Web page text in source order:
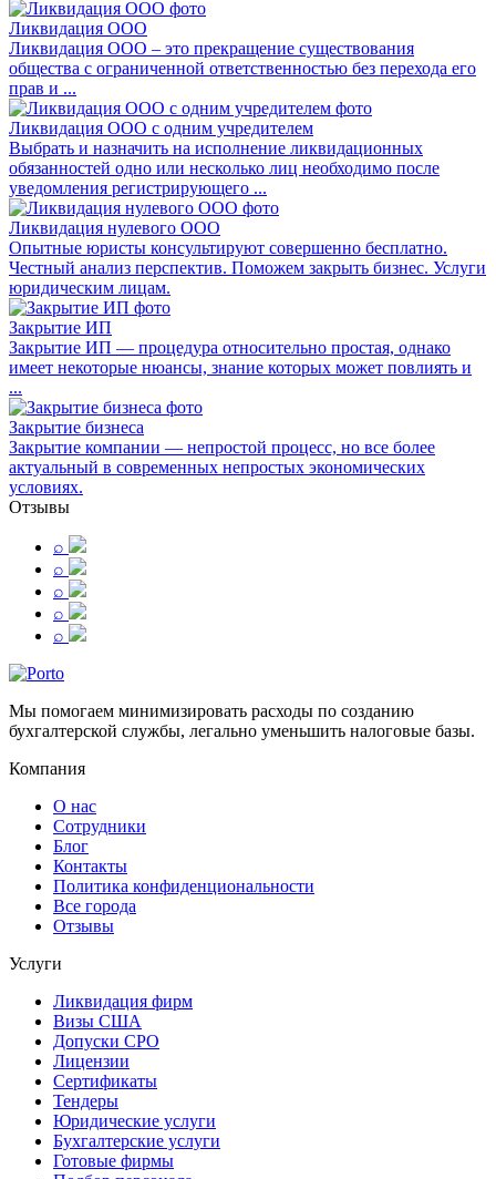
Ликвидация ООО
Ликвидация ООО – это прекращение существования
общества с ограниченной ответственностью без перехода его
прав и ...
Ликвидация ООО с одним учредителем
Выбрать и назначить на исполнение ликвидационных
обязанностей одно или несколько лиц необходимо после
уведомления регистрирующего ...
Ликвидация нулевого ООО
Опытные юристы консультируют совершенно бесплатно.
Честный анализ перспектив. Поможем закрыть бизнес. Услуги
юридическим лицам.
Закрытие ИП
Закрытие ИП — процедура относительно простая, однако
имеет некоторые нюансы, знание которых может повлиять и
...
Закрытие бизнеса
Закрытие компании — непростой процесс, но все более
актуальный в современных непростых экономических
условиях.
Отзывы
⌕
⌕
⌕
⌕
⌕
Мы помогаем минимизировать расходы по созданию
бухгалтерской службы, легально уменьшить налоговые базы.
Компания
О нас
Сотрудники
Блог
Контакты
Политика конфиденциональности
Все города
Отзывы
Услуги
Ликвидация фирм
Визы США
Допуски СРО
Лицензии
Сертификаты
Тендеры
Юридические услуги
Бухгалтерские услуги
Готовые фирмы